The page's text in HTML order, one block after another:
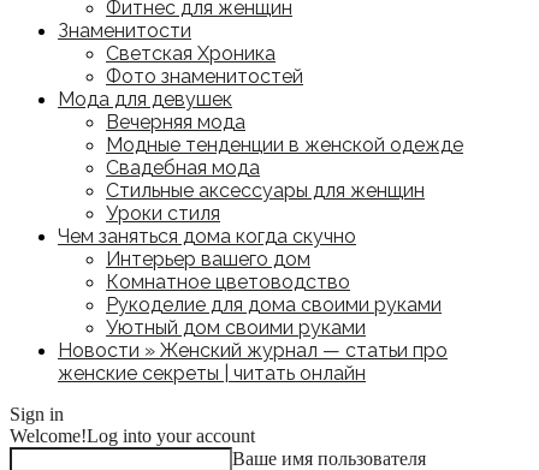
Фитнес для женщин
Знаменитости
Светская Хроника
Фото знаменитостей
Мода для девушек
Вечерняя мода
Модные тенденции в женской одежде
Свадебная мода
Стильные аксессуары для женщин
Уроки стиля
Чем заняться дома когда скучно
Интерьер вашего дом
Комнатное цветоводство
Рукоделие для дома своими руками
Уютный дом своими руками
Новости » Женский журнал — статьи про
женские секреты | читать онлайн
Sign in
Welcome!Log into your account
Ваше имя пользователя